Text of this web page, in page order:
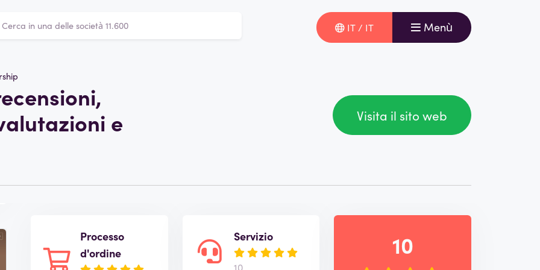
IT / IT Menù
e
Visita il sito web
Processo
d'ordine
Servizio
10
10